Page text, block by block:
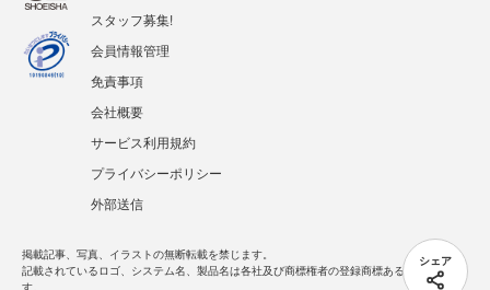
シェア
スタッフ募集!
会員情報管理
免責事項
会社概要
サービス利用規約
プライバシーポリシー
外部送信
掲載記事、写真、イラストの無断転載を禁じます。
記載されているロゴ、システム名、製品名は各社及び商標権者の登録商標あるいは商標で